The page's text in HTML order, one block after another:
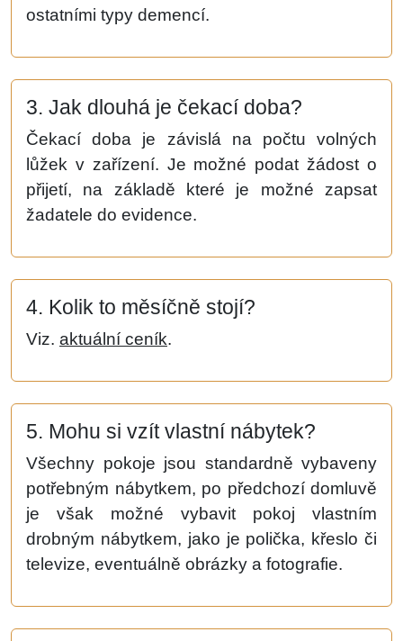
ostatními typy demencí.
3. Jak dlouhá je čekací doba?
Čekací doba je závislá na počtu volných
lůžek v zařízení. Je možné podat žádost o
přijetí, na základě které je možné zapsat
žadatele do evidence.
4. Kolik to měsíčně stojí?
Viz. aktuální ceník.
5. Mohu si vzít vlastní nábytek?
Všechny pokoje jsou standardně vybaveny
potřebným nábytkem, po předchozí domluvě
je však možné vybavit pokoj vlastním
drobným nábytkem, jako je polička, křeslo či
televize, eventuálně obrázky a fotografie.